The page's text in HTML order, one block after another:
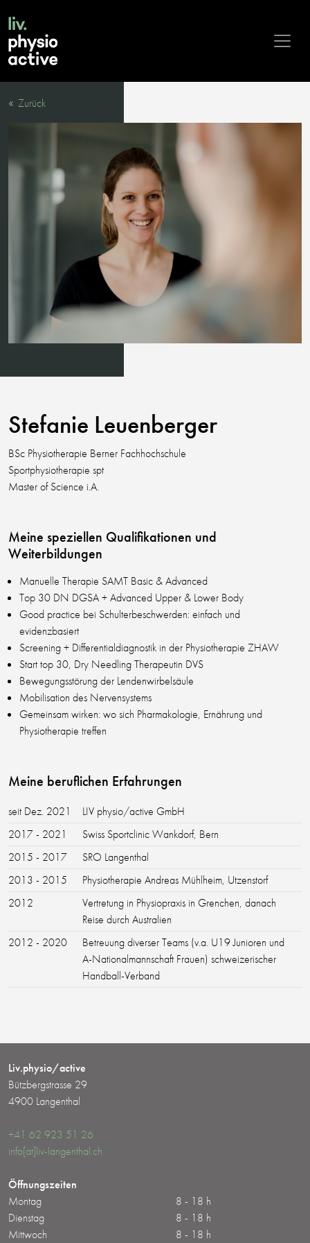
Zurück
Stefanie Leuenberger
BSc Physiotherapie Berner Fachhochschule
Sportphysiotherapie spt
Master of Science i.A.
Meine speziellen Qualifikationen und
Weiterbildungen
Manuelle Therapie SAMT Basic & Advanced
Top 30 DN DGSA + Advanced Upper & Lower Body
Good practice bei Schulterbeschwerden: einfach und
evidenzbasiert
Screening + Differentialdiagnostik in der Physiotherapie ZHAW
Start top 30, Dry Needling Therapeutin DVS
Bewegungsstörung der Lendenwirbelsäule
Mobilisation des Nervensystems
Gemeinsam wirken: wo sich Pharmakologie, Ernährung und
Physiotherapie treffen
Meine beruflichen Erfahrungen
seit Dez. 2021
LIV physio/active GmbH
2017 - 2021
Swiss Sportclinic Wankdorf, Bern
2015 - 2017
SRO Langenthal
2013 - 2015
Physiotherapie Andreas Mühlheim, Utzenstorf
2012
Vertretung in Physiopraxis in Grenchen, danach
Reise durch Australien
2012 - 2020
Betreuung diverser Teams (v.a. U19 Junioren und
A-Nationalmannschaft Frauen) schweizerischer
Handball-Verband
Liv.physio/active
Bützbergstrasse 29
4900 Langenthal
+41 62 923 51 26
info[at]liv-langenthal.ch
Öffnungszeiten
Montag
8 - 18 h
Dienstag
8 - 18 h
Mittwoch
8 - 18 h